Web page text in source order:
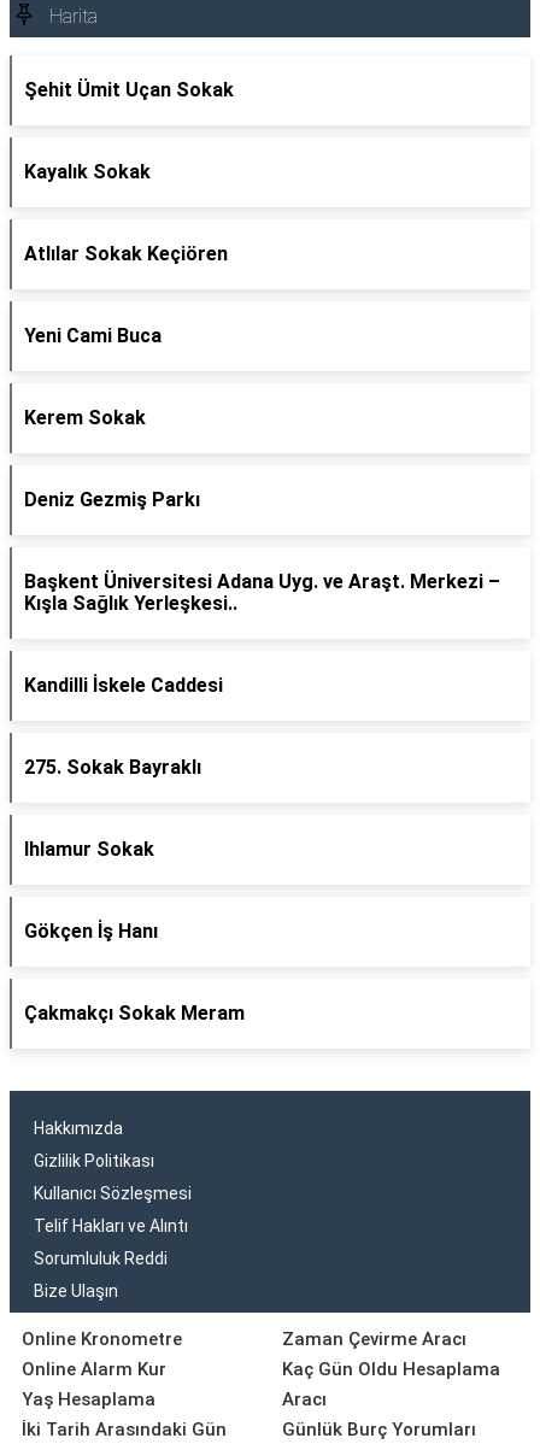
Harita
Şehit Ümit Uçan Sokak
Kayalık Sokak
Atlılar Sokak Keçiören
Yeni Cami Buca
Kerem Sokak
Deniz Gezmiş Parkı
Başkent Üniversitesi Adana Uyg. ve Araşt. Merkezi –
Kışla Sağlık Yerleşkesi..
Kandilli İskele Caddesi
275. Sokak Bayraklı
Ihlamur Sokak
Gökçen İş Hanı
Çakmakçı Sokak Meram
Hakkımızda
Gizlilik Politikası
Kullanıcı Sözleşmesi
Telif Hakları ve Alıntı
Sorumluluk Reddi
Bize Ulaşın
Online Kronometre
Online Alarm Kur
Yaş Hesaplama
İki Tarih Arasındaki Gün
Zaman Çevirme Aracı
Kaç Gün Oldu Hesaplama
Aracı
Günlük Burç Yorumları